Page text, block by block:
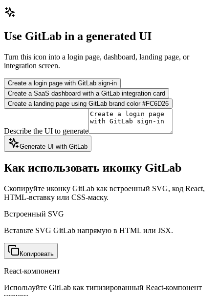
Use GitLab in a generated UI
Turn this icon into a login page, dashboard, landing page, or
integration screen.
Create a login page with GitLab sign-in
Create a SaaS dashboard with a GitLab integration card
Create a landing page using GitLab brand color #FC6D26
Describe the UI to generate
Generate UI with GitLab
Как использовать иконку GitLab
Скопируйте иконку GitLab как встроенный SVG, код React,
HTML-вставку или CSS-маску.
Встроенный SVG
Вставьте SVG GitLab напрямую в HTML или JSX.
Копировать
React-компонент
Используйте GitLab как типизированный React-компонент